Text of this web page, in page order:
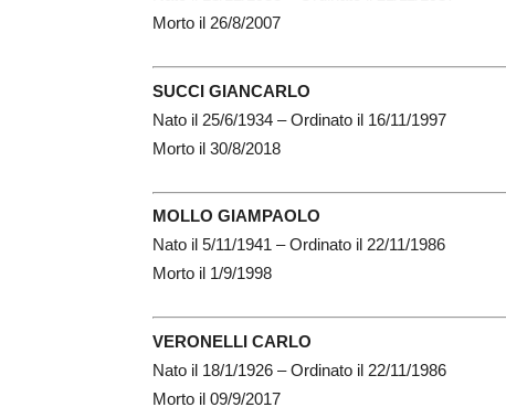
Morto il 26/8/2007
SUCCI GIANCARLO
Nato il 25/6/1934 – Ordinato il 16/11/1997
Morto il 30/8/2018
MOLLO GIAMPAOLO
Nato il 5/11/1941 – Ordinato il 22/11/1986
Morto il 1/9/1998
VERONELLI CARLO
Nato il 18/1/1926 – Ordinato il 22/11/1986
Morto il 09/9/2017